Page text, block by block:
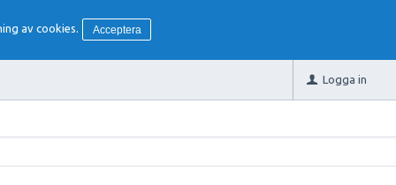
av cookies. Acceptera
Logga in